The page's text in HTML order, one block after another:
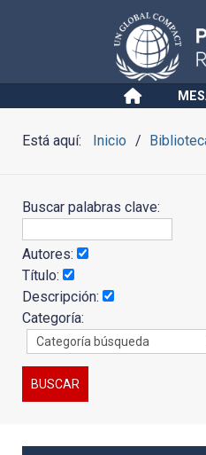
Está aquí: Inicio
Buscar palabras clave:
Autores:
Título:
Descripción:
Categoría: